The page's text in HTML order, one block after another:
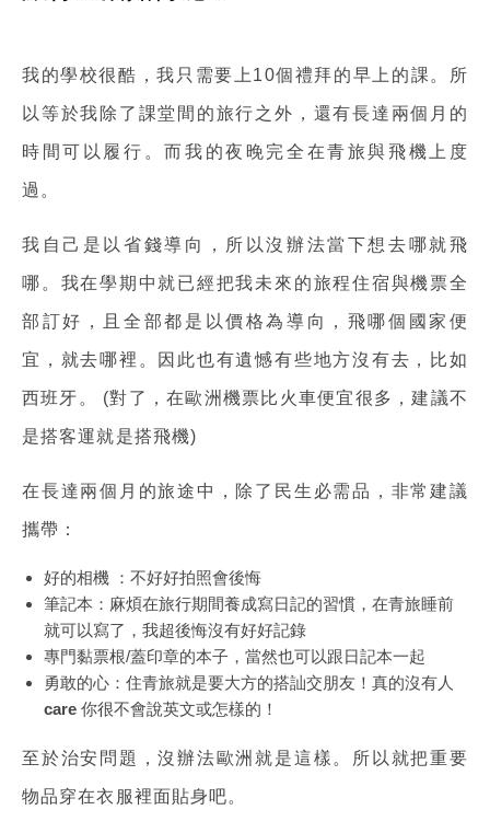
我的學校很酷，我只需要上10個禮拜的早上的課。所
以等於我除了課堂間的旅行之外，還有長達兩個月的
時間可以履行。而我的夜晚完全在青旅與飛機上度
過。
我自己是以省錢導向，所以沒辦法當下想去哪就飛
哪。我在學期中就已經把我未來的旅程住宿與機票全
部訂好，且全部都是以價格為導向，飛哪個國家便
宜，就去哪裡。因此也有遺憾有些地方沒有去，比如
西班牙。 (對了，在歐洲機票比火車便宜很多，建議不
是搭客運就是搭飛機)
在長達兩個月的旅途中，除了民生必需品，非常建議
攜帶：
好的相機 ：不好好拍照會後悔
筆記本：麻煩在旅行期間養成寫日記的習慣，在青旅睡前
就可以寫了，我超後悔沒有好好記錄
專門黏票根/蓋印章的本子，當然也可以跟日記本一起
勇敢的心：住青旅就是要大方的搭訕交朋友！真的沒有人
care 你很不會說英文或怎樣的！
至於治安問題，沒辦法歐洲就是這樣。所以就把重要
物品穿在衣服裡面貼身吧。